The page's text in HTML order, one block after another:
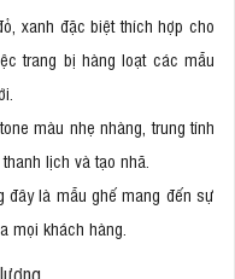
xanh đặc biệt thích hợp cho
trang bị hàng loạt các mẫu
màu nhẹ nhàng, trung tính
lịch và tạo nhã.
đây là mẫu ghế mang đến sự
mọi khách hàng.